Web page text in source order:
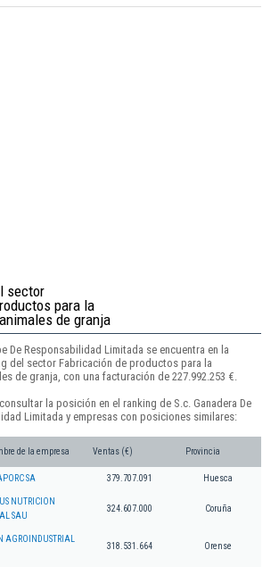
sector
para la
de granja
De Responsabilidad Limitada se encuentra en la
del sector Fabricación de productos para la
de granja, con una facturación de 227.992.253 €.
la posición en el ranking de S.c. Ganadera De
Limitada y empresas con posiciones similares:
de la empresa Ventas (€) Provincia
SA 379.707.091 Huesca
NUTRICION
SAU
324.607.000 Coruña
AGROINDUSTRIAL
318.531.664 Orense